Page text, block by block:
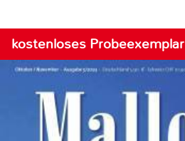
kostenloses Probeexemplar